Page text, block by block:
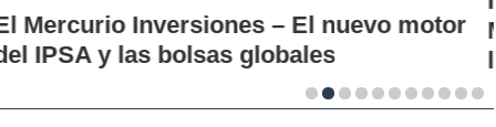
Municipales firman alianza para impulsar
la innovación en los territorios